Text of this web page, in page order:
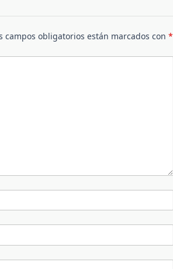
campos obligatorios están marcados con*